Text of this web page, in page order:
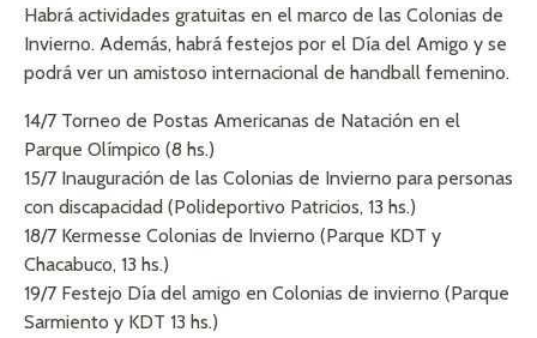
Habrá actividades gratuitas en el marco de las Colonias de
Invierno. Además, habrá festejos por el Día del Amigo y se
podrá ver un amistoso internacional de handball femenino.
14/7 Torneo de Postas Americanas de Natación en el
Parque Olímpico (8 hs.)
15/7 Inauguración de las Colonias de Invierno para personas
con discapacidad (Polideportivo Patricios, 13 hs.)
18/7 Kermesse Colonias de Invierno (Parque KDT y
Chacabuco, 13 hs.)
19/7 Festejo Día del amigo en Colonias de invierno (Parque
Sarmiento y KDT 13 hs.)